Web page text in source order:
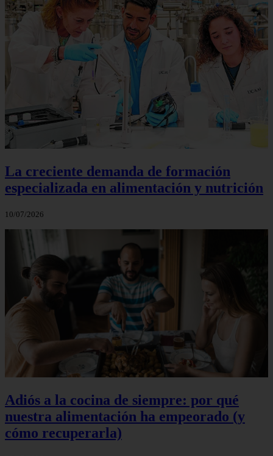
La creciente demanda de formación
especializada en alimentación y nutrición
10/07/2026
Adiós a la cocina de siempre: por qué
nuestra alimentación ha empeorado (y
cómo recuperarla)